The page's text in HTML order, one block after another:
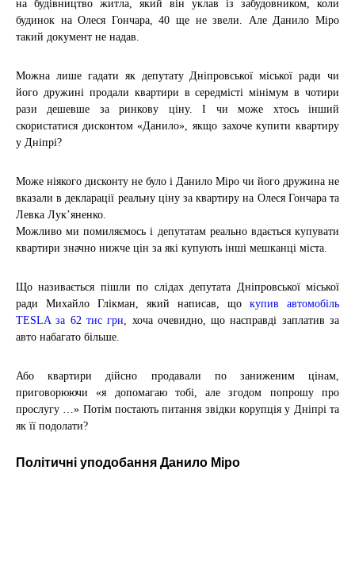
на будівництво житла, який він уклав із забудовником, коли
будинок на Олеся Гончара, 40 ще не звели. Але Данило Міро
такий документ не надав.
Можна лише гадати як депутату Дніпровської міської ради чи
його дружині продали квартири в середмісті мінімум в чотири
рази дешевше за ринкову ціну. І чи може хтось інший
скористатися дисконтом «Данило», якщо захоче купити квартиру
у Дніпрі?
Може ніякого дисконту не було і Данило Міро чи його дружина не
вказали в декларації реальну ціну за квартиру на Олеся Гончара та
Левка Лук’яненко.
Можливо ми помиляємось і депутатам реально вдається купувати
квартири значно нижче цін за які купують інші мешканці міста.
Що називається пішли по слідах депутата Дніпровської міської
ради Михайло Глікман, який написав, що купив автомобіль
TESLA за 62 тис грн, хоча очевидно, що насправді заплатив за
авто набагато більше.
Або квартири дійсно продавали по заниженим цінам,
приговорюючи «я допомагаю тобі, але згодом попрошу про
прослугу …» Потім постають питання звідки корупція у Дніпрі та
як її подолати?
Політичні уподобання Данило Міро